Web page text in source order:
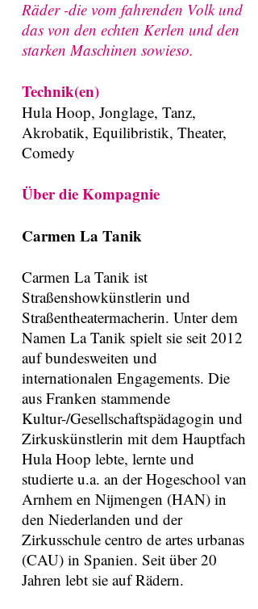
Räder -die vom fahrenden Volk und
das von den echten Kerlen und den
starken Maschinen sowieso.
Technik(en)
Hula Hoop, Jonglage, Tanz,
Akrobatik, Equilibristik, Theater,
Comedy
Über die Kompagnie
Carmen La Tanik
Carmen La Tanik ist
Straßenshowkünstlerin und
Straßentheatermacherin. Unter dem
Namen La Tanik spielt sie seit 2012
auf bundesweiten und
internationalen Engagements. Die
aus Franken stammende
Kultur-/Gesellschaftspädagogin und
Zirkuskünstlerin mit dem Hauptfach
Hula Hoop lebte, lernte und
studierte u.a. an der Hogeschool van
Arnhem en Nijmengen (HAN) in
den Niederlanden und der
Zirkusschule centro de artes urbanas
(CAU) in Spanien. Seit über 20
Jahren lebt sie auf Rädern.